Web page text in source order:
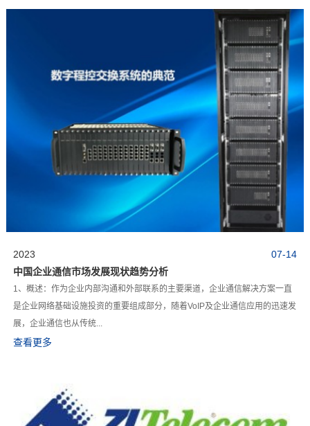
07-14
2023
中国企业通信市场发展现状趋势分析
1、概述：作为企业内部沟通和外部联系的主要渠道，企业通信解决方案一直
是企业网络基础设施投资的重要组成部分，随着VoIP及企业通信应用的迅速发
展，企业通信也从传统...
查看更多